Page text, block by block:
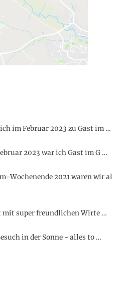
im Februar 2023 zu Gast im …
2023 war ich Gast im G …
Wochenende 2021 waren wir al
mit super freundlichen Wirte …
in der Sonne - alles to …